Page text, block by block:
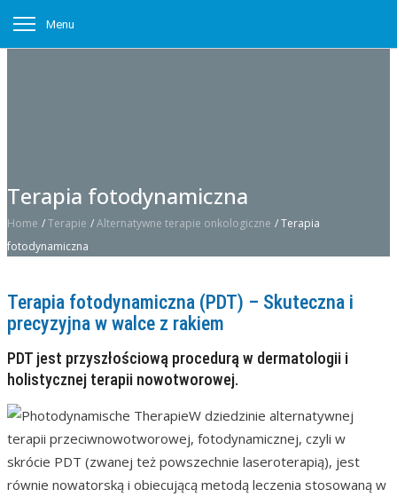
Terapia fotodynamiczna
Home /Terapie /Alternatywne terapie onkologiczne /Terapia
fotodynamiczna
Terapia fotodynamiczna (PDT) – Skuteczna i
precyzyjna w walce z rakiem
PDT jest przyszłościową procedurą w dermatologii i
holistycznej terapii nowotworowej.
W dziedzinie alternatywnej
terapii przeciwnowotworowej, fotodynamicznej, czyli w
skrócie PDT (zwanej też powszechnie laseroterapią), jest
równie nowatorską i obiecującą metodą leczenia stosowaną w
Menu